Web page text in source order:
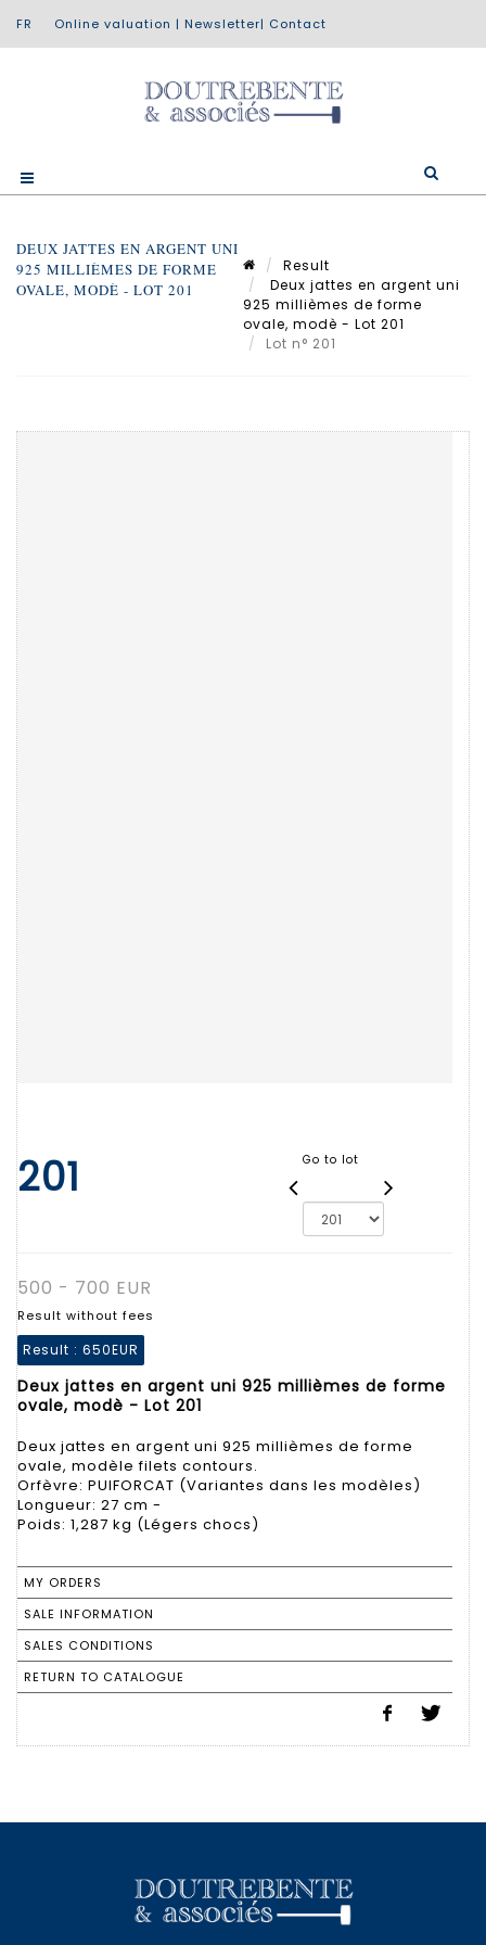
Online valuation | Newsletter| Contact
DEUX JATTES EN ARGENT UNI
925 MILLIÈMES DE FORME
OVALE, MODÈ - LOT 201
Result
Deux jattes en argent uni
925 millièmes de forme
ovale, modè - Lot 201
Lot n° 201
201 Go to lot
500 - 700 EUR
Result without fees
Result : 650EUR
Deux jattes en argent uni 925 millièmes de forme
ovale, modè - Lot 201
Deux jattes en argent uni 925 millièmes de forme
ovale, modèle filets contours.
Orfèvre: PUIFORCAT (Variantes dans les modèles)
Longueur: 27 cm -
Poids: 1,287 kg (Légers chocs)
MY ORDERS
SALE INFORMATION
SALES CONDITIONS
RETURN TO CATALOGUE